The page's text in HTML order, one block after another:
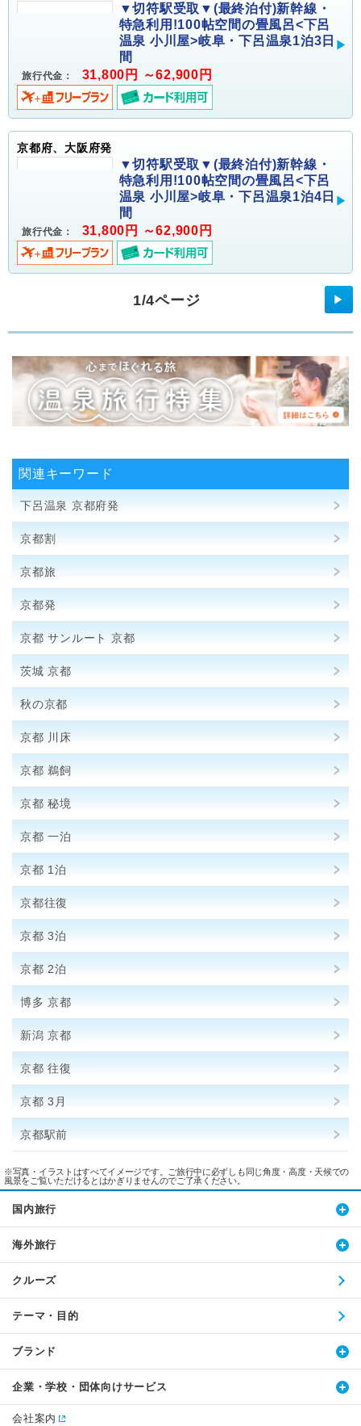
▼切符駅受取▼(最終泊付)新幹線・
特急利用!100帖空間の畳風呂<下呂
温泉 小川屋>岐阜・下呂温泉1泊3日
間
旅行代金： 31,800円 ～62,900円
京都府、大阪府発
▼切符駅受取▼(最終泊付)新幹線・
特急利用!100帖空間の畳風呂<下呂
温泉 小川屋>岐阜・下呂温泉1泊4日
間
旅行代金： 31,800円 ～62,900円
1/4ページ ▶
関連キーワード
下呂温泉 京都府発
京都割
京都旅
京都発
京都 サンルート 京都
茨城 京都
秋の京都
京都 川床
京都 鵜飼
京都 秘境
京都 一泊
京都 1泊
京都往復
京都 3泊
京都 2泊
博多 京都
新潟 京都
京都 往復
京都 3月
京都駅前
※写真・イラストはすべてイメージです。ご旅行中に必ずしも同じ角度・高度・天候での
風景をご覧いただけるとはかぎりませんのでご了承ください。
国内旅行
海外旅行
クルーズ
テーマ・目的
ブランド
企業・学校・団体向けサービス
会社案内